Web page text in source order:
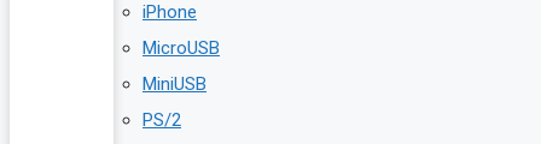
iPhone
MicroUSB
MiniUSB
PS/2